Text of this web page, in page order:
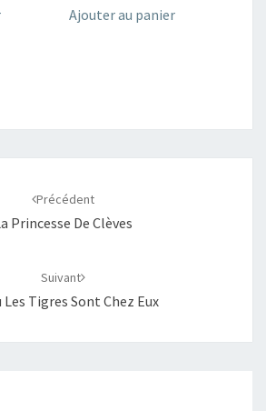
Ajouter au panier
Précédent
Princesse De Clèves
Suivant
Les Tigres Sont Chez Eux